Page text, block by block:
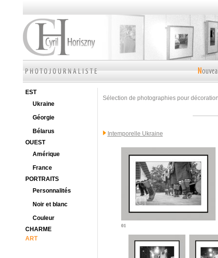
EST
Ukraine
Géorgie
Bélarus
OUEST
Amérique
France
PORTRAITS
Personnalités
Noir et blanc
Couleur
CHARME
ART
Sélection de photographies pour
Intemporelle Ukraine
01